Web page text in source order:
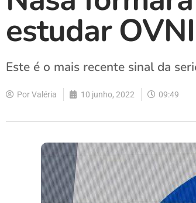
estudar
Este é o mais recente sinal da
PorValéria 10 junho, 2022 09:49